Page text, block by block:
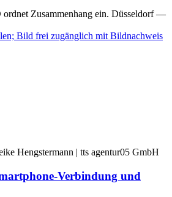
Zusammenhang ein. Düsseldorf —
Hengstermann | tts agentur05 GmbH
Verbindung und